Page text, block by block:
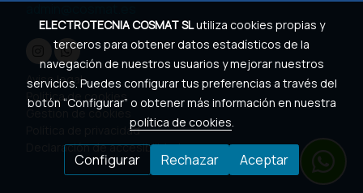
Aviso legal
Política de cookies
Gestión de cookies
Política de privacidad
Declaración de accesibilidad
ELECTROTECNIA COSMAT SLutiliza cookies propias y
terceros para obtener datos estadísticos de la
navegación de nuestros usuarios y mejorar nuestros
servicios. Puedes configurar tus preferencias a través del
botón “Configurar” o obtener más información en nuestra
política de cookies.
Configurar Rechazar Aceptar